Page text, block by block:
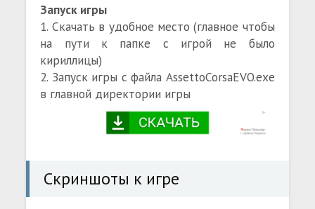
Запуск игры
1. Скачать в удобное место (главное чтобы
на пути к папке с игрой не было
кириллицы)
2. Запуск игры с файла AssettoCorsaEVO.exe
в главной директории игры
Скриншоты к игре